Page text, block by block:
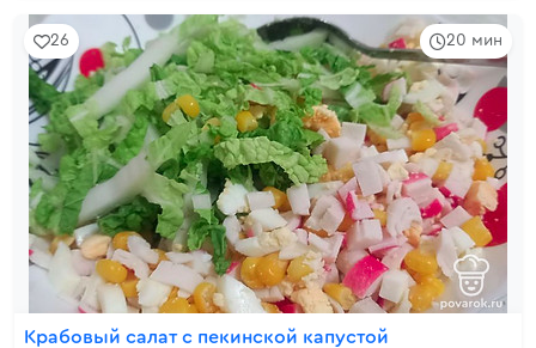
20 мин
26
Крабовый салат с пекинской капустой